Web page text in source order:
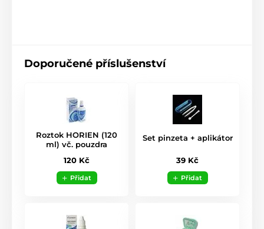
Doporučené příslušenství
Roztok HORIEN (120
ml) vč. pouzdra
120 Kč
Přidat
Set pinzeta + aplikátor
39 Kč
Přidat